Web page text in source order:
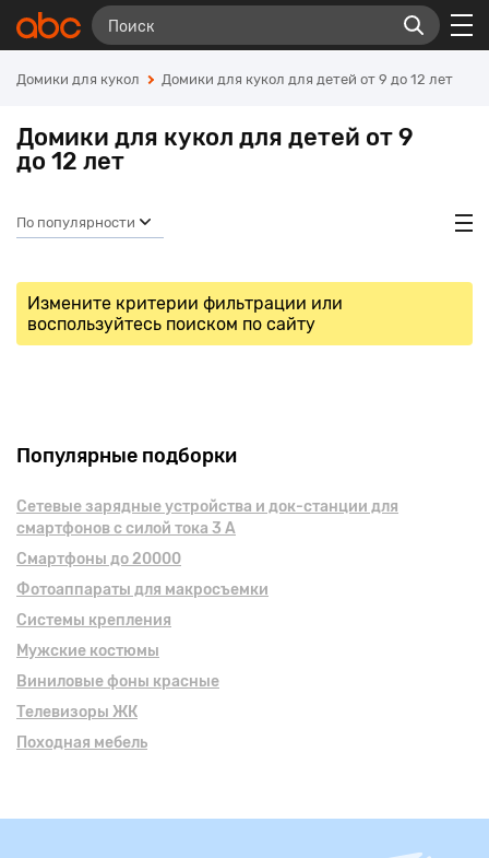
Домики для кукол Домики для кукол для детей от 9 до 12 лет
Домики для кукол для детей от 9
до 12 лет
По популярности
Измените критерии фильтрации или
воспользуйтесь поиском по сайту
Популярные подборки
Сетевые зарядные устройства и док-станции для
смартфонов с силой тока 3 А
Смартфоны до 20000
Фотоаппараты для макросъемки
Системы крепления
Мужские костюмы
Виниловые фоны красные
Телевизоры ЖК
Походная мебель